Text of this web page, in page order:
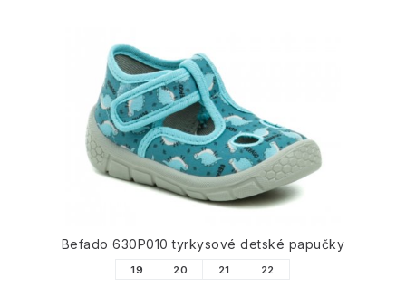
Befado 630P010 tyrkysové detské papučky
19 20 21 22